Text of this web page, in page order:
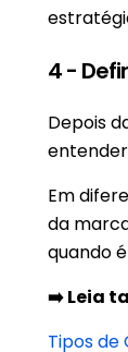
4 -
Depois
Em
da
quando
➡️ Leia
Tipos de